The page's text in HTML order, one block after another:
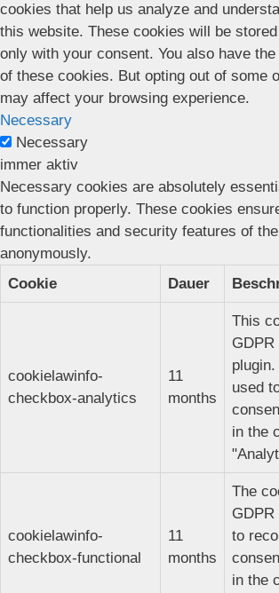
cookies that help us analyze and
this website. These cookies will be
only with your consent. You also have
of these cookies. But opting out of some
may affect your browsing experience.
Necessary
Necessary
immer aktiv
Necessary cookies are absolutely
to function properly. These cookies
functionalities and security features of
anonymously.
Cookie
Dauer
cookielawinfo-
checkbox-analytics
11
months
This
used
in the
cookielawinfo-
checkbox-functional
11
months
The
to
in the